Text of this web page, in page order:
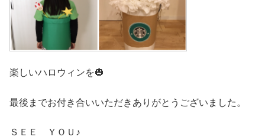
楽しいハロウィンを🎃
最後までお付き合いいただきありがとうございました。
ＳＥＥ ＹＯＵ♪